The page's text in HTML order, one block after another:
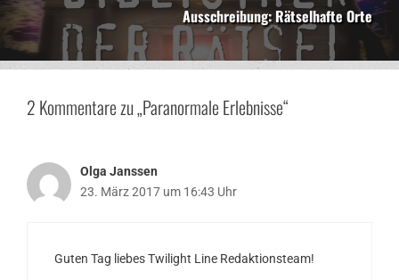
Ausschreibung: Rätselhafte Orte
2 Kommentare zu „Paranormale Erlebnisse“
Olga Janssen
23. März 2017 um 16:43 Uhr
Guten Tag liebes Twilight Line Redaktionsteam!